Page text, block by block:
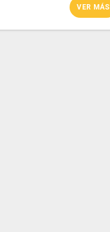
VER MÁS